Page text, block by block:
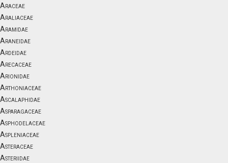
Araceae
Araliaceae
Aramidae
Araneidae
Ardeidae
Arecaceae
Arionidae
Arthoniaceae
Ascalaphidae
Asparagaceae
Asphodelaceae
Aspleniaceae
Asteraceae
Asteriidae